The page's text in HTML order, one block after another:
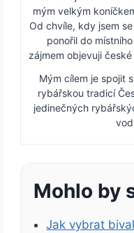
mým velkým
Od chvíle, kdy jsem
ponořil do
zájmem objevuji
Mým cílem je spojit
rybářskou tradicí
jedinečných
Mohlo by
Jak vybrat